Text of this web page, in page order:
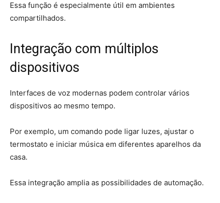
Essa função é especialmente útil em ambientes
compartilhados.
Integração com múltiplos
dispositivos
Interfaces de voz modernas podem controlar vários
dispositivos ao mesmo tempo.
Por exemplo, um comando pode ligar luzes, ajustar o
termostato e iniciar música em diferentes aparelhos da
casa.
Essa integração amplia as possibilidades de automação.